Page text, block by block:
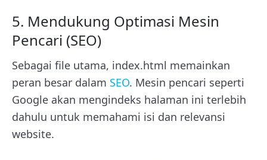
5. Mendukung Optimasi Mesin
Pencari (SEO)
Sebagai file utama, index.html memainkan
peran besar dalam SEO. Mesin pencari seperti
Google akan mengindeks halaman ini terlebih
dahulu untuk memahami isi dan relevansi
website.